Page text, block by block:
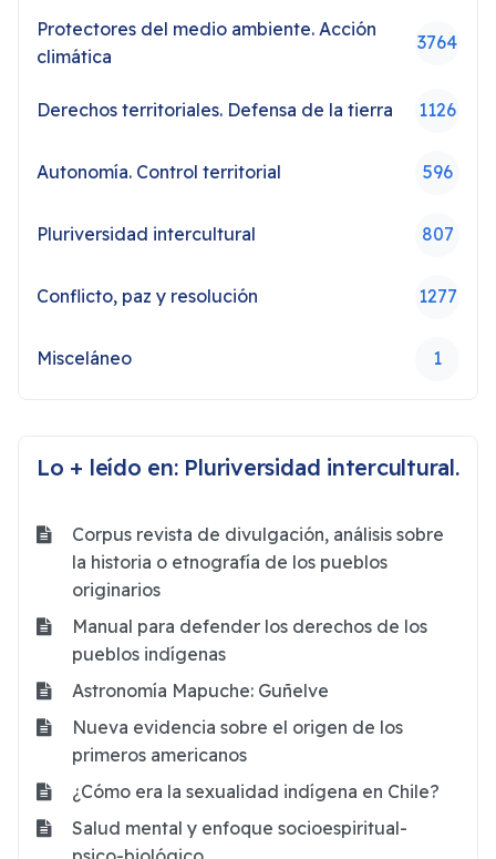
Protectores del medio ambiente. Acción
climática
3764
Derechos territoriales. Defensa de la tierra 1126
Autonomía. Control territorial 596
Pluriversidad intercultural 807
Conflicto, paz y resolución 1277
Misceláneo 1
Lo + leído en: Pluriversidad intercultural.
Corpus revista de divulgación, análisis sobre
la historia o etnografía de los pueblos
originarios
Manual para defender los derechos de los
pueblos indígenas
Astronomía Mapuche: Guñelve
Nueva evidencia sobre el origen de los
primeros americanos
¿Cómo era la sexualidad indígena en Chile?
Salud mental y enfoque socioespiritual-